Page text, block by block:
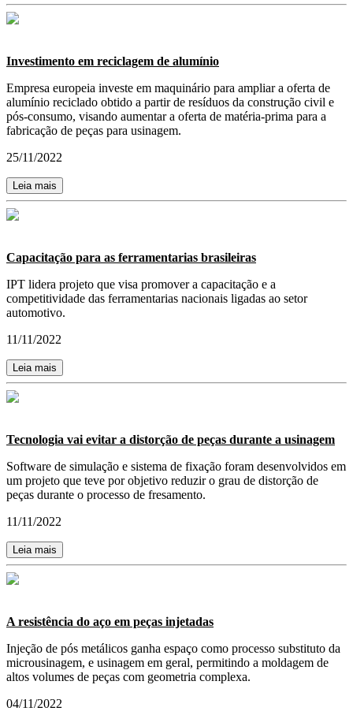
Investimento em reciclagem de alumínio
Empresa europeia investe em maquinário para ampliar a oferta de
alumínio reciclado obtido a partir de resíduos da construção civil e
pós-consumo, visando aumentar a oferta de matéria-prima para a
fabricação de peças para usinagem.
25/11/2022
Leia mais
Capacitação para as ferramentarias brasileiras
IPT lidera projeto que visa promover a capacitação e a
competitividade das ferramentarias nacionais ligadas ao setor
automotivo.
11/11/2022
Leia mais
Tecnologia vai evitar a distorção de peças durante a usinagem
Software de simulação e sistema de fixação foram desenvolvidos em
um projeto que teve por objetivo reduzir o grau de distorção de
peças durante o processo de fresamento.
11/11/2022
Leia mais
A resistência do aço em peças injetadas
Injeção de pós metálicos ganha espaço como processo substituto da
microusinagem, e usinagem em geral, permitindo a moldagem de
altos volumes de peças com geometria complexa.
04/11/2022